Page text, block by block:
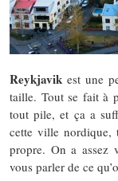
Reykjavik est une
taille. Tout se fait à
tout pile, et ça a
cette ville nordique,
propre. On a assez
vous parler de ce